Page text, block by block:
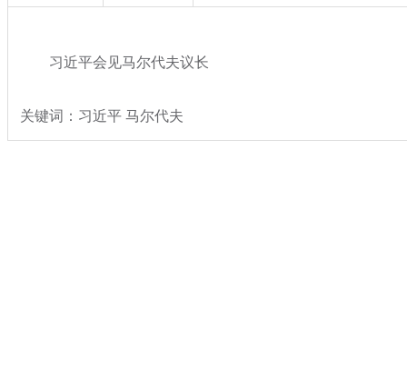
习近平会见马尔代夫议长
关键词：习近平 马尔代夫